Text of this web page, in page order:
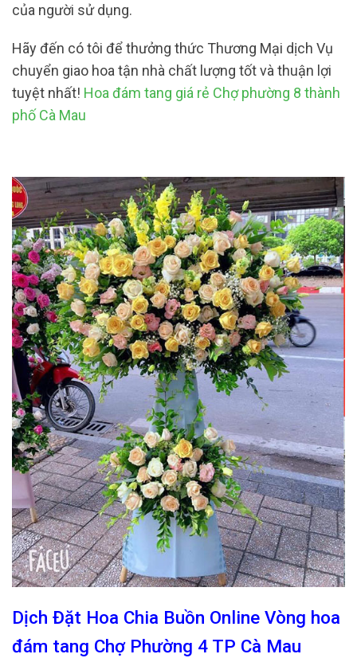
của người sử dụng.
Hãy đến có tôi để thưởng thức Thương Mại dịch Vụ
chuyển giao hoa tận nhà chất lượng tốt và thuận lợi
tuyệt nhất! Hoa đám tang giá rẻ Chợ phường 8 thành
phố Cà Mau
Dịch Đặt Hoa Chia Buồn Online Vòng hoa
đám tang Chợ Phường 4 TP Cà Mau